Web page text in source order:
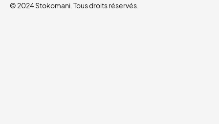
© 2024 Stokomani. Tous droits réservés.